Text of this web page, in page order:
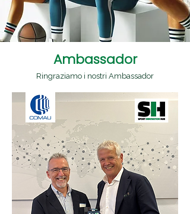
Ambassador
Ringraziamo i nostri Ambassador